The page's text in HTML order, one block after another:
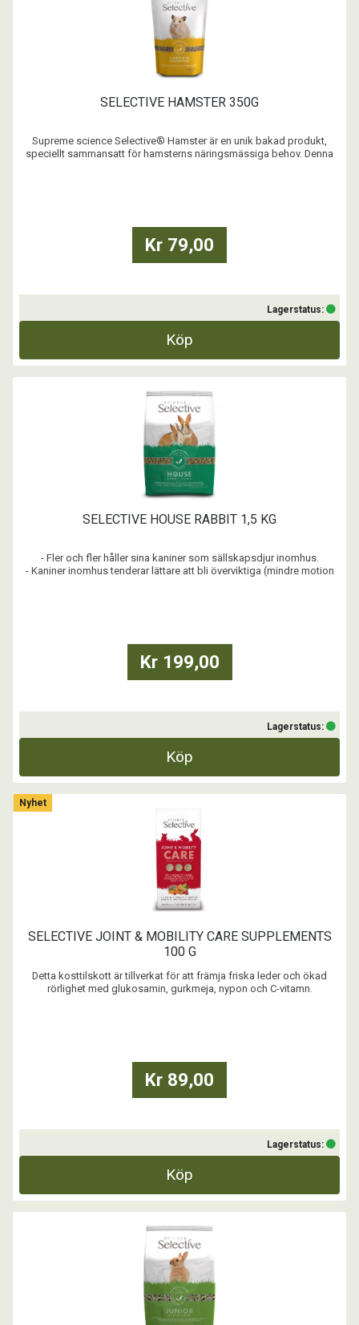
SELECTIVE HAMSTER 350G
Supreme science Selective® Hamster är en unik bakad produkt,
speciellt sammansatt för hamsterns näringsmässiga behov. Denna
Kr 79,00
Lagerstatus:
Köp
SELECTIVE HOUSE RABBIT 1,5 KG
- Fler och fler håller sina kaniner som sällskapsdjur inomhus.
- Kaniner inomhus tenderar lättare att bli överviktiga (mindre motion
Kr 199,00
Lagerstatus:
Köp
Nyhet
SELECTIVE JOINT & MOBILITY CARE SUPPLEMENTS
100 G
Detta kosttilskott är tillverkat för att främja friska leder och ökad
rörlighet med glukosamin, gurkmeja, nypon och C-vitamn.
Kr 89,00
Lagerstatus:
Köp